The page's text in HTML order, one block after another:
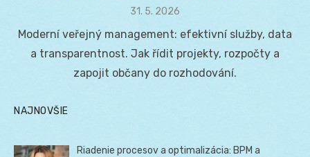
Posted
31. 5. 2026
Moderní veřejný management: efektivní služby, data
a transparentnost. Jak řídit projekty, rozpočty a
zapojit občany do rozhodování.
NAJNOVŠIE
Riadenie procesov a optimalizácia: BPM a